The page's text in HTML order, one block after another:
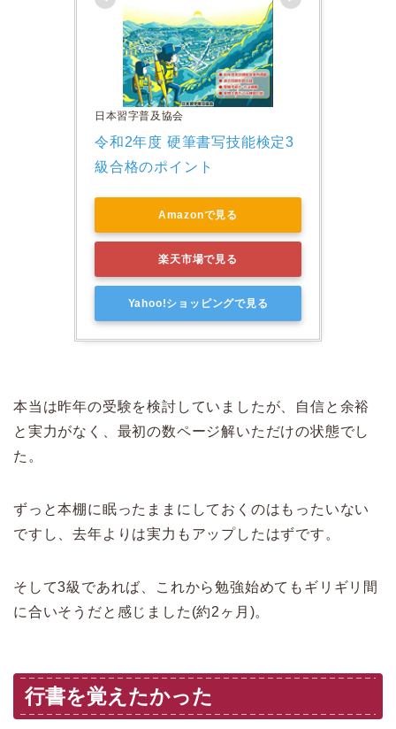
日本習字普及協会
令和2年度 硬筆書写技能検定3
級合格のポイント
Amazonで見る
楽天市場で見る
Yahoo!ショッピングで見る
本当は昨年の受験を検討していましたが、自信と余裕
と実力がなく、最初の数ページ解いただけの状態でし
た。
ずっと本棚に眠ったままにしておくのはもったいない
ですし、去年よりは実力もアップしたはずです。
そして3級であれば、これから勉強始めてもギリギリ間
に合いそうだと感じました(約2ヶ月)。
行書を覚えたかった